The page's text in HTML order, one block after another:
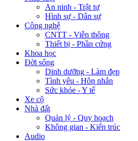
An ninh - Trật tự
Hình sự - Dân sự
Công nghệ
CNTT - Viễn thông
Thiết bị - Phần cứng
Khoa học
Đời sống
Dinh dưỡng - Làm đẹp
Tình yêu - Hôn nhân
Sức khỏe - Y tế
Xe cộ
Nhà đất
Quản lý - Quy hoạch
Không gian - Kiến trúc
Audio